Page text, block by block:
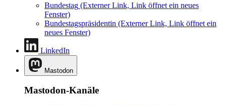
Bundestag (Externer Link, Link öffnet ein neues
Fenster)
Bundestagspräsidentin (Externer Link, Link öffnet ein
neues Fenster)
LinkedIn
Mastodon
Mastodon-Kanäle